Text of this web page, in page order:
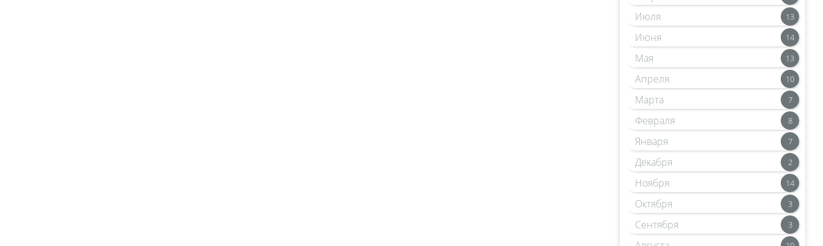
Июля 13
Июня 14
Мая 13
Апреля 10
Марта 7
Февраля 8
Января 7
Декабря 2
Ноября 14
Октября 3
Сентября 3